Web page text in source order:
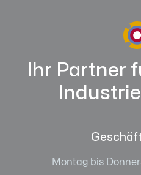
Ihr Partner
Montag bis